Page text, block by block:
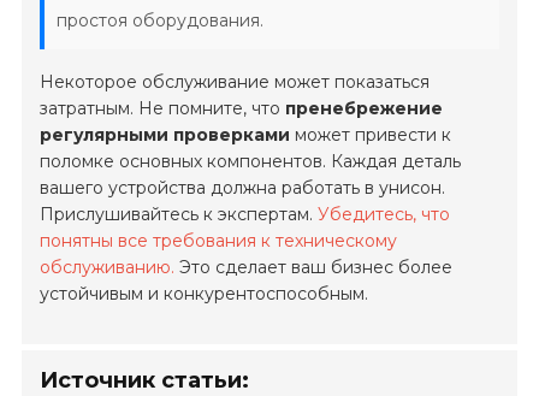
простоя оборудования.
Некоторое обслуживание может показаться
затратным. Не помните, что пренебрежение
регулярными проверками может привести к
поломке основных компонентов. Каждая деталь
вашего устройства должна работать в унисон.
Прислушивайтесь к экспертам.Убедитесь, что
понятны все требования к техническому
обслуживанию. Это сделает ваш бизнес более
устойчивым и конкурентоспособным.
Источник статьи: